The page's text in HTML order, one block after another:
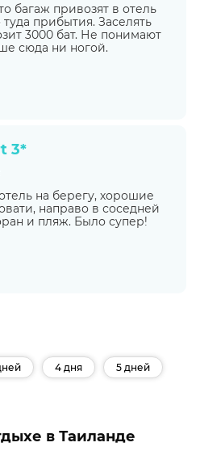
багаж привозят в отель
прибытия. Заселять
3000 бат. Не понимают
сюда ни ногой.
3*
на берегу, хорошие
направо в соседней
и пляж. Было супер!
4 дня 5 дней
в Таиланде